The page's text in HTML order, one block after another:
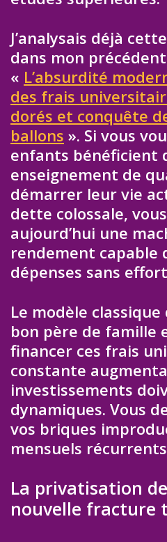
J’analysais déjà
dans mon
« L’absurdité
des frais
dorés et conquête
ballons ». Si vous
enfants bénéficient
enseignement de
démarrer leur vie
dette colossale,
aujourd’hui une
rendement capable
dépenses sans
Le modèle classique
bon père de famille
financer ces frais
constante
investissements
dynamiques. Vous
vos briques
mensuels
La privatisation
nouvelle fracture